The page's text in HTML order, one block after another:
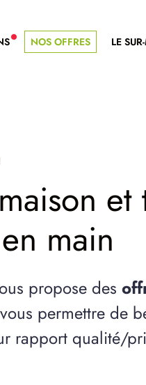
NOUVELLE GAMME
NOS OFFRES LE
main
propose des
permettre de
rapport qualité/